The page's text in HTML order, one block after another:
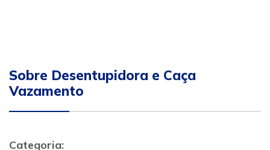
Sobre Desentupidora e Caça
Vazamento
Categoria: